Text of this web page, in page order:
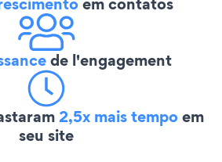
de l'engagement
2,5x mais tempoem
seu site